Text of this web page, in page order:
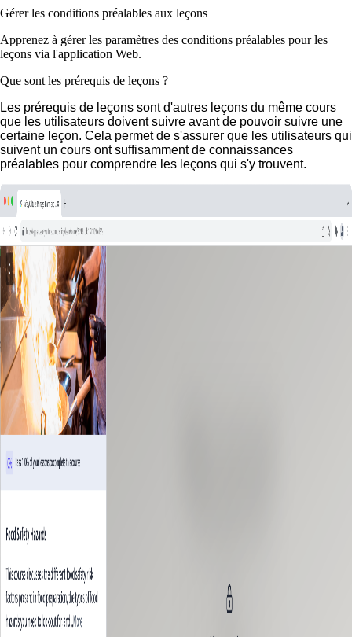
Gérer les conditions préalables aux leçons
Apprenez à gérer les paramètres des conditions préalables pour les
leçons via l'application Web.
Que sont les prérequis de leçons ?
Les prérequis de leçons sont d'autres leçons du même cours
que les utilisateurs doivent suivre avant de pouvoir suivre une
certaine leçon. Cela permet de s'assurer que les utilisateurs qui
suivent un cours ont suffisamment de connaissances
préalables pour comprendre les leçons qui s'y trouvent.